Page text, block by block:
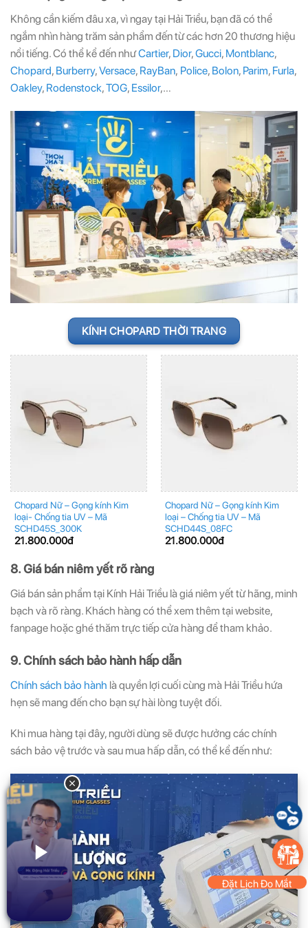
Không cần kiếm đâu xa, vì ngay tại Hải Triều, bạn đã có thể
ngắm nhìn hàng trăm sản phẩm đến từ các hơn 20 thương hiệu
nổi tiếng. Có thể kể đến nhưCartier, Dior,Gucci, Montblanc,
Chopard, Burberry,Versace, RayBan, Police, Bolon, Parim, Furla,
Oakley, Rodenstock,TOG, Essilor,…
KÍNH CHOPARD THỜI TRANG
Chopard Nữ – Gọng kính Kim
loại- Chống tia UV – Mã
SCHD45S_300K
21.800.000đ
Chopard Nữ – Gọng kính Kim
loại – Chống tia UV – Mã
SCHD44S_08FC
21.800.000đ
8. Giá bán niêm yết rõ ràng
Giá bán sản phẩm tại Kính Hải Triều là giá niêm yết từ hãng, minh
bạch và rõ ràng. Khách hàng có thể xem thêm tại website,
fanpage hoặc ghé thăm trực tiếp cửa hàng để tham khảo.
9. Chính sách bảo hành hấp dẫn
Chính sách bảo hành là quyền lợi cuối cùng mà Hải Triều hứa
hẹn sẽ mang đến cho bạn sự hài lòng tuyệt đối.
Khi mua hàng tại đây, người dùng sẽ được hưởng các chính
sách bảo vệ trước và sau mua hấp dẫn, có thể kể đến như:
Đặt Lịch Đo Mắt